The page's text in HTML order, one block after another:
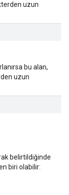
uzun
bu alan,
uzun
belirtildiğinde
biri olabilir: